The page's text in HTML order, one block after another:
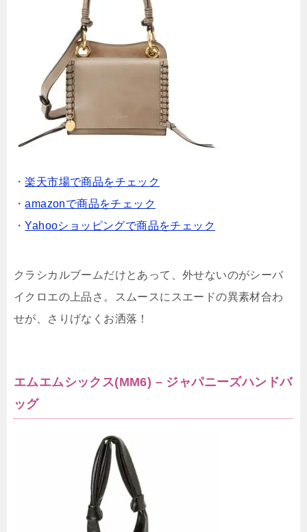
・楽天市場で商品をチェック
・amazonで商品をチェック
・Yahooショッピングで商品をチェック
クラシカルブームだけとあって、外せないのがシーバ
イクロエの上品さ。スムースにスエードの異素材合わ
せが、さりげなくお洒落！
エムエムシックス(MM6) – ジャパニーズハンドバ
ッグ